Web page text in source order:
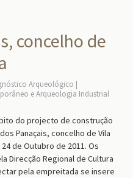
concelho de
Arqueológico
e Arqueologia Industrial
do projecto de construção
Panaçais, concelho de Vila
de Outubro de 2011. Os
Direcção Regional de Cultura
pela empreitada se insere